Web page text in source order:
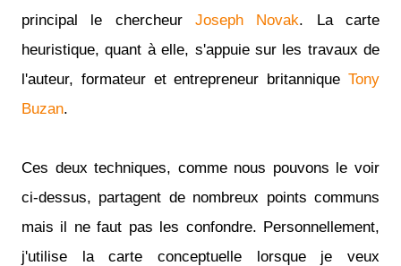
principal le chercheurJoseph Novak. La carte
heuristique, quant à elle, s'appuie sur les travaux de
l'auteur, formateur et entrepreneur britannique Tony
Buzan.
Ces deux techniques, comme nous pouvons le voir
ci-dessus, partagent de nombreux points communs
mais il ne faut pas les confondre. Personnellement,
j'utilise la carte conceptuelle lorsque je veux